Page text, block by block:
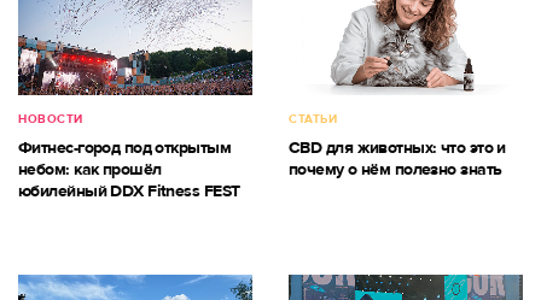
НОВОСТИ
Фитнес-город под открытым
небом: как прошёл
юбилейный DDX Fitness FEST
СТАТЬИ
CBD для животных: что это и
почему о нём полезно знать